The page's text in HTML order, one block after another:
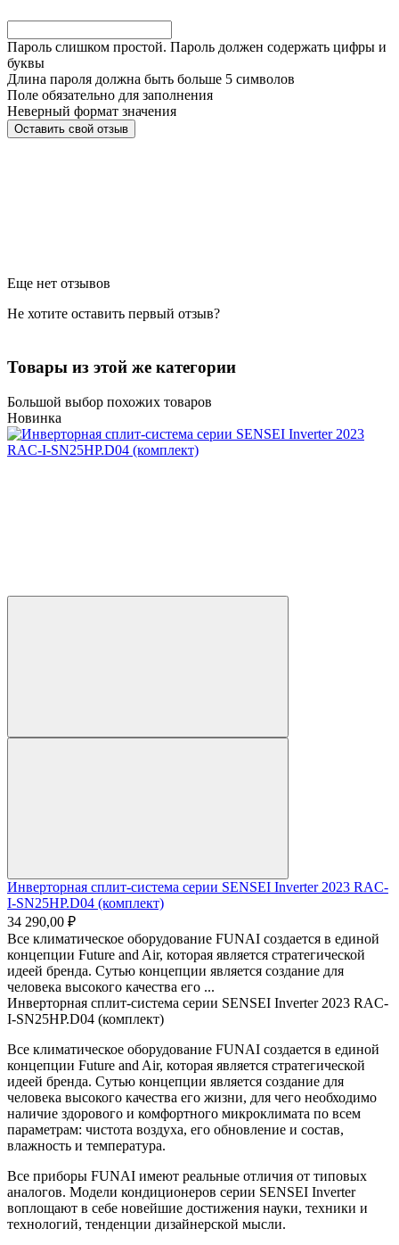
Пароль слишком простой. Пароль должен содержать цифры и
буквы
Длина пароля должна быть больше 5 символов
Поле обязательно для заполнения
Неверный формат значения
Еще нет отзывов
Не хотите оставить первый отзыв?
Товары из этой же категории
Большой выбор похожих товаров
Новинка
Инверторная сплит-система серии SENSEI Inverter 2023 RAC-
I-SN25HP.D04 (комплект)
34 290,00 ₽
Все климатическое оборудование FUNAI создается в единой
концепции Future and Air, которая является стратегической
идеей бренда. Сутью концепции является создание для
человека высокого качества его ...
Инверторная сплит-система серии SENSEI Inverter 2023 RAC-
I-SN25HP.D04 (комплект)
Все климатическое оборудование FUNAI создается в единой
концепции Future and Air, которая является стратегической
идеей бренда. Сутью концепции является создание для
человека высокого качества его жизни, для чего необходимо
наличие здорового и комфортного микроклимата по всем
параметрам: чистота воздуха, его обновление и состав,
влажность и температура.
Все приборы FUNAI имеют реальные отличия от типовых
аналогов. Модели кондиционеров серии SENSEI Inverter
воплощают в себе новейшие достижения науки, техники и
технологий, тенденции дизайнерской мысли.